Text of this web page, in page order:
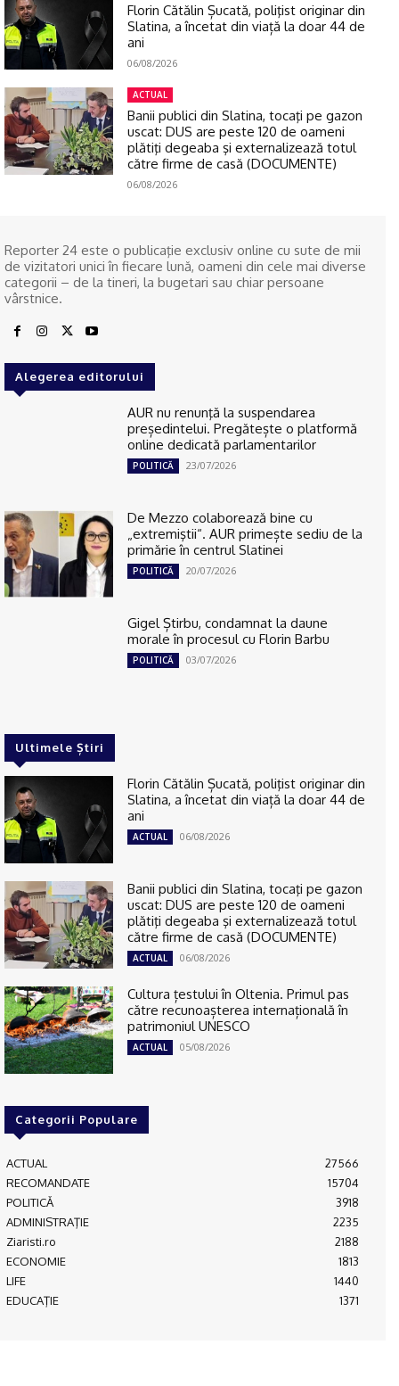
Florin Cătălin Șucată, poliţist originar din
Slatina, a încetat din viață la doar 44 de
ani
06/08/2026
ACTUAL
Banii publici din Slatina, tocaţi pe gazon
uscat: DUS are peste 120 de oameni
plătiţi degeaba şi externalizează totul
către firme de casă (DOCUMENTE)
06/08/2026
Reporter 24 este o publicaţie exclusiv online cu sute de mii
de vizitatori unici în fiecare lună, oameni din cele mai diverse
categorii – de la tineri, la bugetari sau chiar persoane
vârstnice.
Alegerea editorului
AUR nu renunţă la suspendarea
președintelui. Pregătește o platformă
online dedicată parlamentarilor
POLITICĂ 23/07/2026
De Mezzo colaborează bine cu
„extremiştii“. AUR primește sediu de la
primărie în centrul Slatinei
POLITICĂ 20/07/2026
Gigel Știrbu, condamnat la daune
morale în procesul cu Florin Barbu
POLITICĂ 03/07/2026
Ultimele Știri
Florin Cătălin Șucată, poliţist originar din
Slatina, a încetat din viață la doar 44 de
ani
ACTUAL 06/08/2026
Banii publici din Slatina, tocaţi pe gazon
uscat: DUS are peste 120 de oameni
plătiţi degeaba şi externalizează totul
către firme de casă (DOCUMENTE)
ACTUAL 06/08/2026
Cultura țestului în Oltenia. Primul pas
către recunoașterea internațională în
patrimoniul UNESCO
ACTUAL 05/08/2026
Categorii Populare
ACTUAL
27566
RECOMANDATE
15704
POLITICĂ
3918
ADMINISTRAŢIE
2235
Ziaristi.ro
2188
ECONOMIE
1813
LIFE
1440
EDUCAŢIE
1371